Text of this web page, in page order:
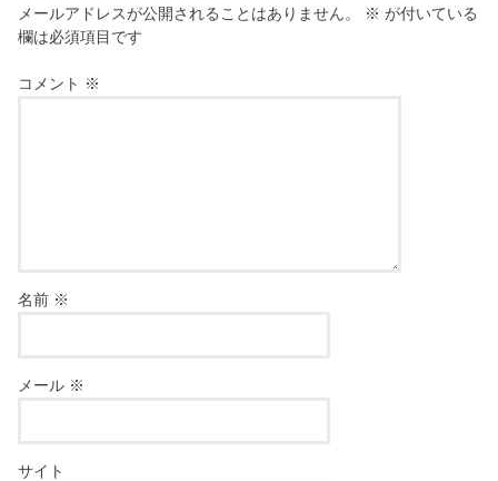
メールアドレスが公開されることはありません。 ※ が付いている
欄は必須項目です
コメント ※
名前 ※
メール ※
サイト